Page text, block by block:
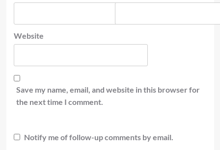
Website
Save my name, email, and website in this browser for
the next time I comment.
Notify me of follow-up comments by email.